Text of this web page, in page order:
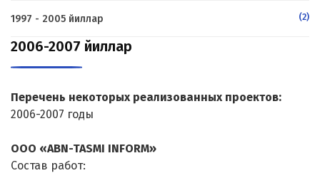
1997 - 2005 йиллар (2)
2006-2007 йиллар
Перечень некоторых реализованных проектов:
2006-2007 годы
ООО «ABN-TASMI INFORM»
Состав работ: